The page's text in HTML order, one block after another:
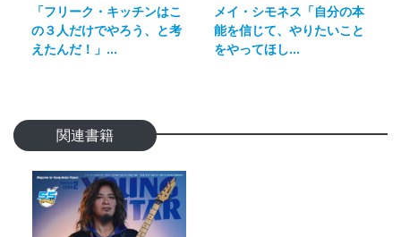
「フリーク・キッチンはこ
の３人だけでやろう、と考
えたんだ！」...
メイ・シモネス「自分の本
能を信じて、やりたいこと
をやってほし...
関連書籍